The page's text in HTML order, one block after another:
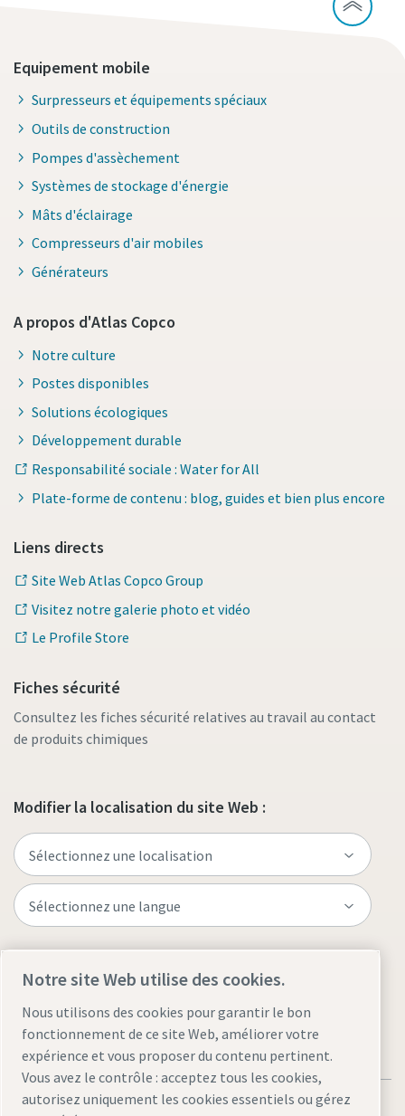
Equipement mobile
Surpresseurs et équipements spéciaux
Outils de construction
Pompes d'assèchement
Systèmes de stockage d'énergie
Mâts d'éclairage
Compresseurs d'air mobiles
Générateurs
A propos d'Atlas Copco
Notre culture
Postes disponibles
Solutions écologiques
Développement durable
Responsabilité sociale : Water for All
Plate-forme de contenu : blog, guides et bien plus encore
Liens directs
Site Web Atlas Copco Group
Visitez notre galerie photo et vidéo
Le Profile Store
Fiches sécurité
Consultez les fiches sécurité relatives au travail au contact
de produits chimiques
Modifier la localisation du site Web :
Notre site Web utilise des cookies.
Nous utilisons des cookies pour garantir le bon
fonctionnement de ce site Web, améliorer votre
expérience et vous proposer du contenu pertinent.
Vous avez le contrôle : acceptez tous les cookies,
autorisez uniquement les cookies essentiels ou gérez